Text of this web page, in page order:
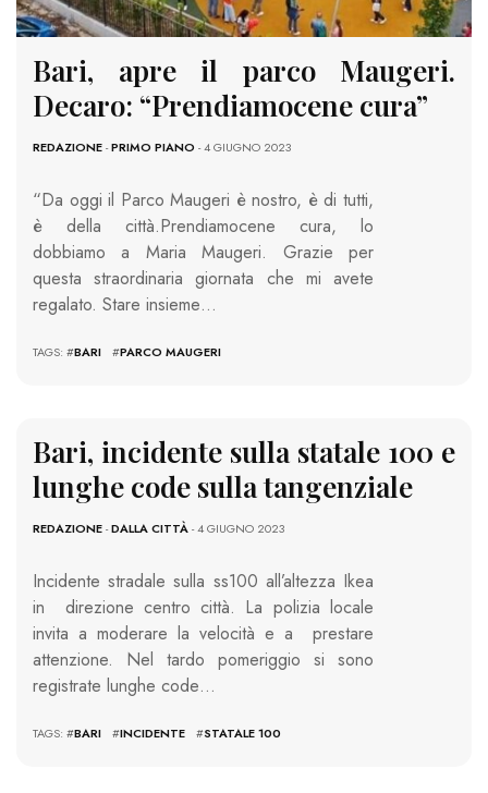
Bari, apre il parco Maugeri.
Decaro: “Prendiamocene cura”
REDAZIONE-PRIMO PIANO - 4 GIUGNO 2023
“Da oggi il Parco Maugeri è nostro, è di tutti,
è della città.Prendiamocene cura, lo
dobbiamo a Maria Maugeri. Grazie per
questa straordinaria giornata che mi avete
regalato. Stare insieme…
TAGS: #BARI #PARCO MAUGERI
Bari, incidente sulla statale 100 e
lunghe code sulla tangenziale
REDAZIONE-DALLA CITTÀ- 4 GIUGNO 2023
Incidente stradale sulla ss100 all’altezza Ikea
in direzione centro città. La polizia locale
invita a moderare la velocità e a prestare
attenzione. Nel tardo pomeriggio si sono
registrate lunghe code…
TAGS: #BARI #INCIDENTE #STATALE 100